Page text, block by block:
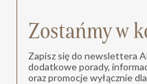
Zostańmy w
Zapisz się do newslettera
dodatkowe porady,
oraz promocje wyłącznie